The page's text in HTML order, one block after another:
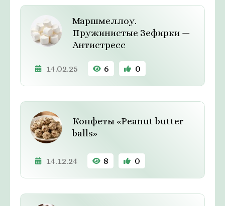
Маршмеллоу.
Пружинистые Зефирки —
Антистресс
14.02.25 6 0
Конфеты «Peanut butter
balls»
14.12.24 8 0